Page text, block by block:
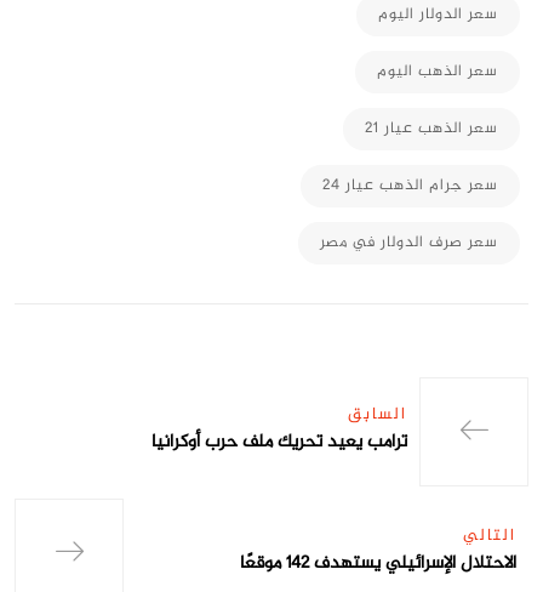
سعر الدولار اليوم
سعر الذهب اليوم
سعر الذهب عيار 21
سعر جرام الذهب عيار 24
سعر صرف الدولار في مصر
السابق
ترامب يعيد تحريك ملف حرب أوكرانيا
التالي
الاحتلال الإسرائيلي يستهدف 142 موقعًا